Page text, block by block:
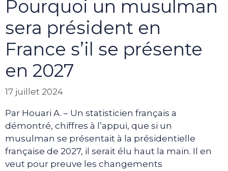
Pourquoi un musulman
sera président en
France s’il se présente
en 2027
17 juillet 2024
Par Houari A. – Un statisticien français a
démontré, chiffres à l’appui, que si un
musulman se présentait à la présidentielle
française de 2027, il serait élu haut la main. Il en
veut pour preuve les changements